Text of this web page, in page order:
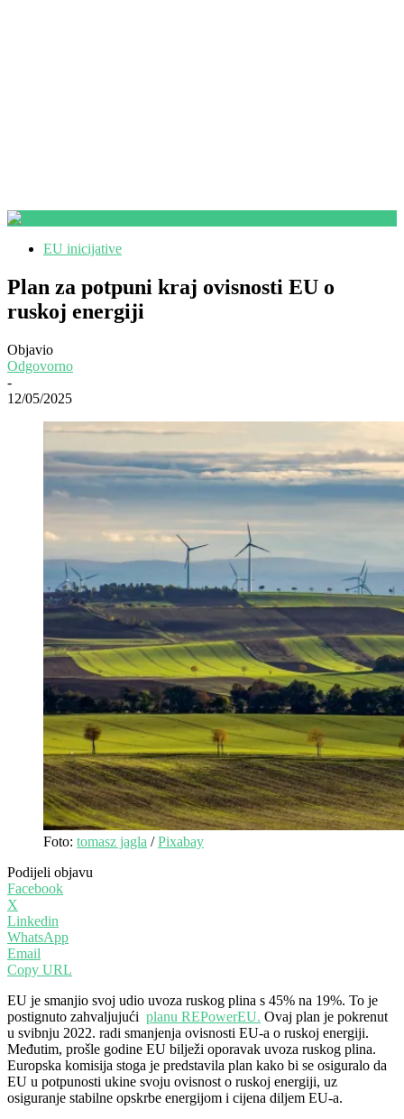
EU inicijative
Plan za potpuni kraj ovisnosti EU o
ruskoj energiji
Objavio
Odgovorno
-
12/05/2025
Foto: tomasz jagla /Pixabay
Podijeli objavu
Facebook
X
Linkedin
WhatsApp
Email
Copy URL
EU je smanjio svoj udio uvoza ruskog plina s 45% na 19%. To je
postignuto zahvaljujući planu REPowerEU. Ovaj plan je pokrenut
u svibnju 2022. radi smanjenja ovisnosti EU-a o ruskoj energiji.
Međutim, prošle godine EU bilježi oporavak uvoza ruskog plina.
Europska komisija stoga je predstavila plan kako bi se osiguralo da
EU u potpunosti ukine svoju ovisnost o ruskoj energiji, uz
osiguranje stabilne opskrbe energijom i cijena diljem EU-a.